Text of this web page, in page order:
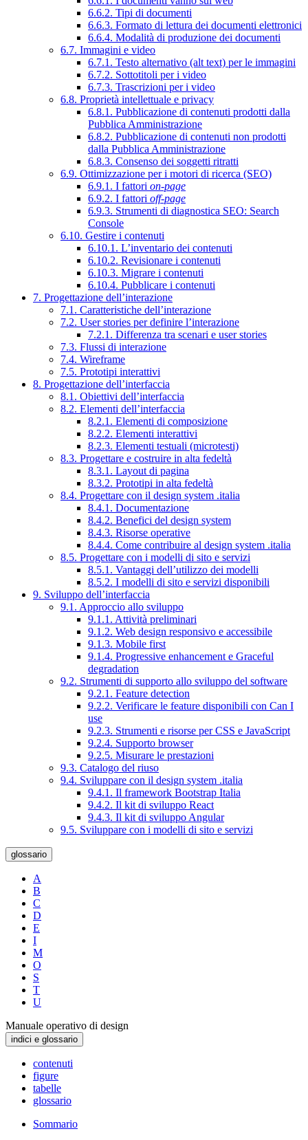
6.6.2. Tipi di documenti
6.6.3. Formato di lettura dei documenti elettronici
6.6.4. Modalità di produzione dei documenti
6.7. Immagini e video
6.7.1. Testo alternativo (alt text) per le immagini
6.7.2. Sottotitoli per i video
6.7.3. Trascrizioni per i video
6.8. Proprietà intellettuale e privacy
6.8.1. Pubblicazione di contenuti prodotti dalla
Pubblica Amministrazione
6.8.2. Pubblicazione di contenuti non prodotti
dalla Pubblica Amministrazione
6.8.3. Consenso dei soggetti ritratti
6.9. Ottimizzazione per i motori di ricerca (SEO)
6.9.1. I fattori on-page
6.9.2. I fattori off-page
6.9.3. Strumenti di diagnostica SEO: Search
Console
6.10. Gestire i contenuti
6.10.1. L’inventario dei contenuti
6.10.2. Revisionare i contenuti
6.10.3. Migrare i contenuti
6.10.4. Pubblicare i contenuti
7. Progettazione dell’interazione
7.1. Caratteristiche dell’interazione
7.2. User stories per definire l’interazione
7.2.1. Differenza tra scenari e user stories
7.3. Flussi di interazione
7.4. Wireframe
7.5. Prototipi interattivi
8. Progettazione dell’interfaccia
8.1. Obiettivi dell’interfaccia
8.2. Elementi dell’interfaccia
8.2.1. Elementi di composizione
8.2.2. Elementi interattivi
8.2.3. Elementi testuali (microtesti)
8.3. Progettare e costruire in alta fedeltà
8.3.1. Layout di pagina
8.3.2. Prototipi in alta fedeltà
8.4. Progettare con il design system .italia
8.4.1. Documentazione
8.4.2. Benefici del design system
8.4.3. Risorse operative
8.4.4. Come contribuire al design system .italia
8.5. Progettare con i modelli di sito e servizi
8.5.1. Vantaggi dell’utilizzo dei modelli
8.5.2. I modelli di sito e servizi disponibili
9. Sviluppo dell’interfaccia
9.1. Approccio allo sviluppo
9.1.1. Attività preliminari
9.1.2. Web design responsivo e accessibile
9.1.3. Mobile first
9.1.4. Progressive enhancement e Graceful
degradation
9.2. Strumenti di supporto allo sviluppo del software
9.2.1. Feature detection
9.2.2. Verificare le feature disponibili con Can I
use
9.2.3. Strumenti e risorse per CSS e JavaScript
9.2.4. Supporto browser
9.2.5. Misurare le prestazioni
9.3. Catalogo del riuso
9.4. Sviluppare con il design system .italia
9.4.1. Il framework Bootstrap Italia
9.4.2. Il kit di sviluppo React
9.4.3. Il kit di sviluppo Angular
9.5. Sviluppare con i modelli di sito e servizi
glossario
A
B
C
D
E
I
M
O
S
T
U
Manuale operativo di design
indici e glossario
contenuti
figure
tabelle
glossario
Sommario